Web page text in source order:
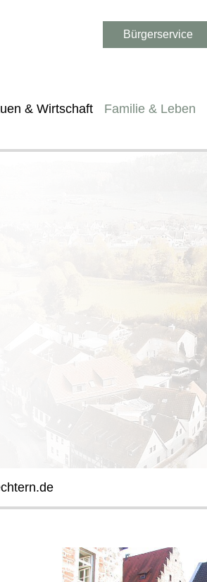
Bürgerservice
& Wirtschaft Familie & Leben